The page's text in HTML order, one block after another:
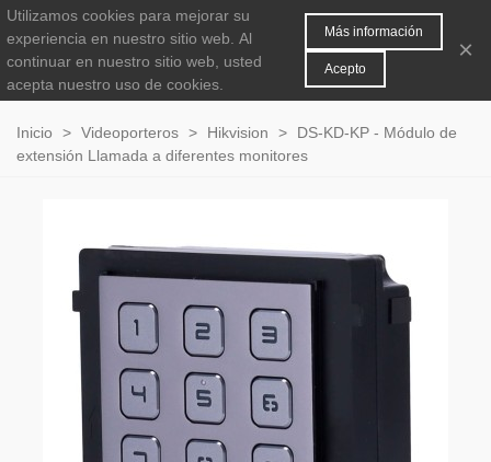
0
Inicio > Videoporteros > Hikvision >
DS-KD-KP - Módulo de
extensión Llamada a diferentes monitores
Utilizamos cookies para mejorar su
experiencia en nuestro sitio web. Al
continuar en nuestro sitio web, usted
acepta nuestro uso de cookies.
Más información
Acepto
×